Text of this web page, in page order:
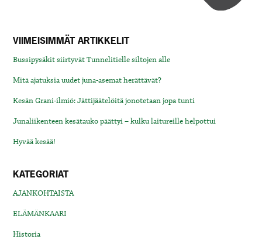
VIIMEISIMMÄT ARTIKKELIT
Bussipysäkit siirtyvät Tunnelitielle siltojen alle
Mitä ajatuksia uudet juna-asemat herättävät?
Kesän Grani-ilmiö: Jättijäätelöitä jonotetaan jopa tunti
Junaliikenteen kesätauko päättyi – kulku laitureille helpottui
Hyvää kesää!
KATEGORIAT
AJANKOHTAISTA
ELÄMÄNKAARI
Historia